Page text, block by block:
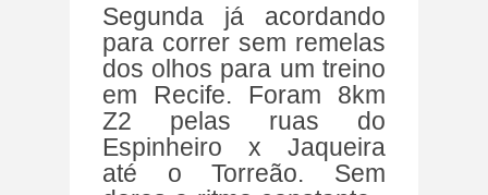
Segunda já acordando
para correr sem remelas
dos olhos para um treino
em Recife. Foram 8km
Z2 pelas ruas do
Espinheiro x Jaqueira
até o Torreão. Sem